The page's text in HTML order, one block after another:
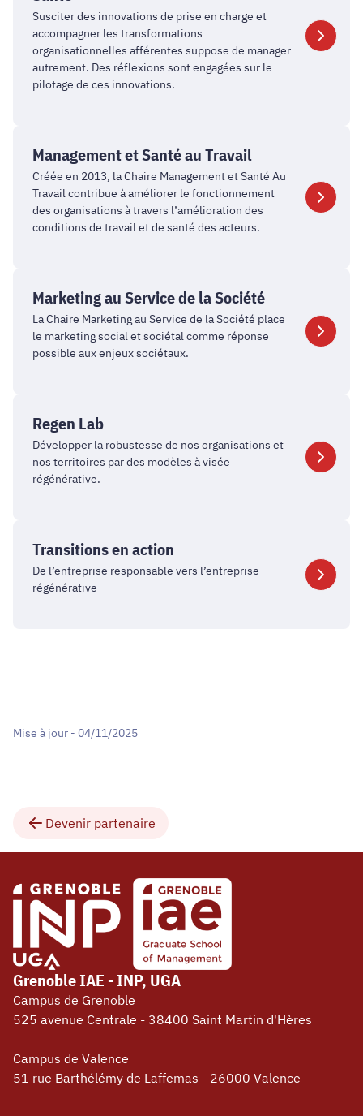
Santé
Susciter des innovations de prise en charge et
accompagner les transformations
organisationnelles afférentes suppose de manager
autrement. Des réflexions sont engagées sur le
pilotage de ces innovations.
Santé
Travail
Management et Santé au Travail
Créée en 2013, la Chaire Management et Santé Au
Travail contribue à améliorer le fonctionnement
des organisations à travers l’amélioration des
conditions de travail et de santé des acteurs.
Service
Marketing au Service de la Société
La Chaire Marketing au Service de la Société place
le marketing social et sociétal comme réponse
possible aux enjeux sociétaux.
LabRegen Lab
Développer la robustesse de nos organisations et
nos territoires par des modèles à visée
régénérative.
action
Transitions en action
De l’entreprise responsable vers l’entreprise
régénérative
Mise à jour - 04/11/2025
Devenir partenaire
Grenoble IAE - INP, UGA
Campus de Grenoble
525 avenue Centrale - 38400 Saint Martin d'Hères
Campus de Valence
51 rue Barthélémy de Laffemas - 26000 Valence